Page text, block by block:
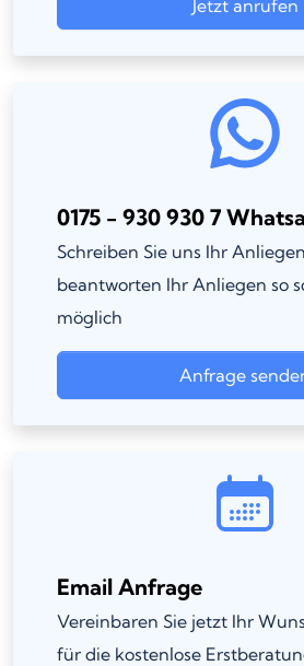
Jetzt anrufen
0175 - 930 930 7
Schreiben Sie uns Ihr
beantworten Ihr Anliegen so
möglich
Anfrage
Email Anfrage
Vereinbaren Sie jetzt Ihr
für die kostenlose